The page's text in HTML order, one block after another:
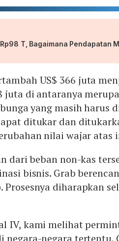
T, Bagaimana Pendapatan
US$ 366 juta
juta di antaranya
yang masih harus
ditukar dan
nilai wajar atas
dari beban non-kas
bisnis. Grab
diharapkan
IV, kami melihat